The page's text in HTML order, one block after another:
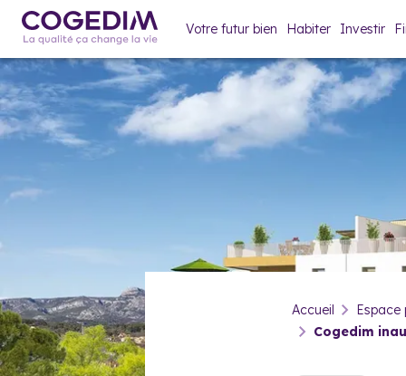
Votre futur bien Habiter Investir
Accueil
Espace
Cogedim